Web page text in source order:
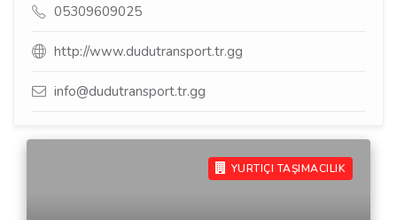
05309609025
http://www.dudutransport.tr.gg
info@dudutransport.tr.gg
YURTIÇI TAŞIMACILIK